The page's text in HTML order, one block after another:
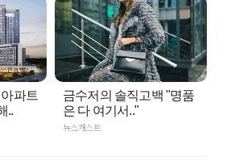
아파트
..
금수저의 솔직고백 "명품
은 다 여기서.."
뉴스캐스트